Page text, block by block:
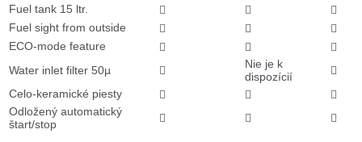
Fuel tank 15 ltr.
 

Fuel sight from outside
 

ECO-mode feature
 

Water inlet filter 50µ

Nie je k
dispozícií

Celo-keramické piesty
 

Odložený automatický
štart/stop
  